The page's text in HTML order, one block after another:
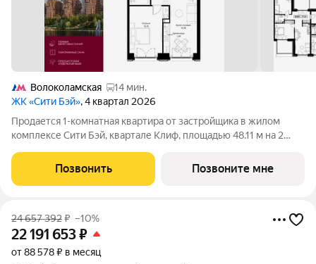
Волоколамская
14 мин.
ЖК «Сити Бэй», 4 квартал 2026
Продается 1-комнатная квартира от застройщика в жилом
комплексе Сити Бэй, квартале Клиф, площадью 48.11 м на 2
пять Клубных домов на первой линии озелененной
набережной Реки Москвы. Со
Позвонить Позвоните мне
24 657 392₽ –10%
22 191 653₽
от 88 578 ₽ в месяц